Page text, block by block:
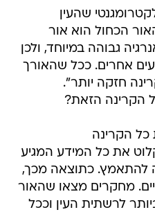
שהעין
הכחול הוא אור
גבוהה במיוחד, ולכן
אחרים. ככל שהאורך
חזקה יותר".
הקרינה הזאת?
כל הקרינה
את כל המידע המגיע
להתאמץ. כתוצאה מכך,
מחקרים מצאו שהאור
לרשתית העין וככל